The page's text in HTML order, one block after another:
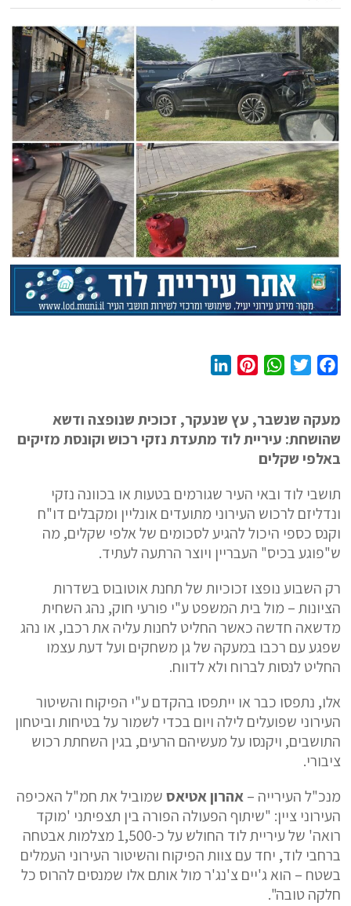
e
b
o
o
k
t
t
e
r
W
t
s
A
p
p
t
e
e
s
t
k
e
I
n
מעקה שנשבר, עץ שנעקר, זכוכית שנופצה ודשא
שהושחת: עיריית לוד מתעדת נזקי רכוש וקונסת מזיקים
באלפי שקלים
תושבי לוד ובאי העיר שגורמים בטעות או בכוונה נזקי
ונדליזם לרכוש העירוני מתועדים אונליין ומקבלים דו"ח
וקנס כספי היכול להגיע לסכומים של אלפי שקלים, מה
ש"פוגע בכיס" העבריין ויוצר הרתעה לעתיד.
רק השבוע נופצו זכוכיות של תחנת אוטובוס בשדרות
הציונות – מול בית המשפט ע"י פורעי חוק, נהג השחית
מדשאה חדשה כאשר החליט לחנות עליה את רכבו, או נהג
שפגע עם רכבו במעקה של גן משחקים ועל דעת עצמו
החליט לנסות לברוח ולא לדווח.
אלו, נתפסו כבר או ייתפסו בהקדם ע"י הפיקוח והשיטור
העירוני שפועלים לילה ויום בכדי לשמור על בטיחות וביטחון
התושבים, ויקנסו על מעשיהם הרעים, בגין השחתת רכוש
ציבורי.
מנכ"ל העירייה –אהרון אטיאסשמוביל את חמ"ל האכיפה
העירוני ציין: "שיתוף הפעולה הפורה בין תצפיתני 'מוקד
רואה' של עיריית לוד החולש על כ-1,500 מצלמות אבטחה
ברחבי לוד, יחד עם צוות הפיקוח והשיטור העירוני העמלים
בשטח – הוא ג'יים צ'נג'ר מול אותם אלו שמנסים להרוס כל
חלקה טובה".